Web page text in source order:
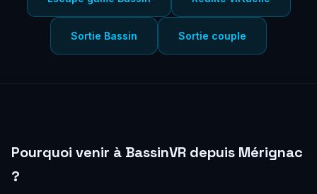
Sortie Bassin Sortie couple
Pourquoi venir à BassinVR depuis Mérignac
?